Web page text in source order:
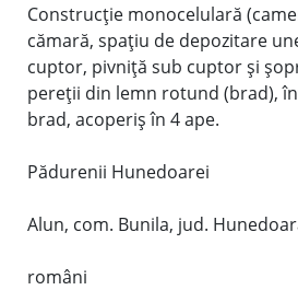
Construcţie monocelulară
cămară, spaţiu de depozitare
cuptor, pivniţă sub cuptor şi
pereţii din lemn rotund (brad),
brad, acoperiş în 4 ape.
Pădurenii Hunedoarei
Alun, com. Bunila, jud.
români